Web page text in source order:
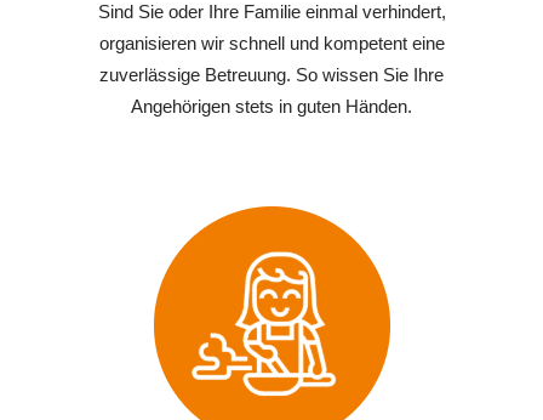
Sind Sie oder Ihre Familie einmal verhindert,
organisieren wir schnell und kompetent eine
zuverlässige Betreuung. So wissen Sie Ihre
Angehörigen stets in guten Händen.